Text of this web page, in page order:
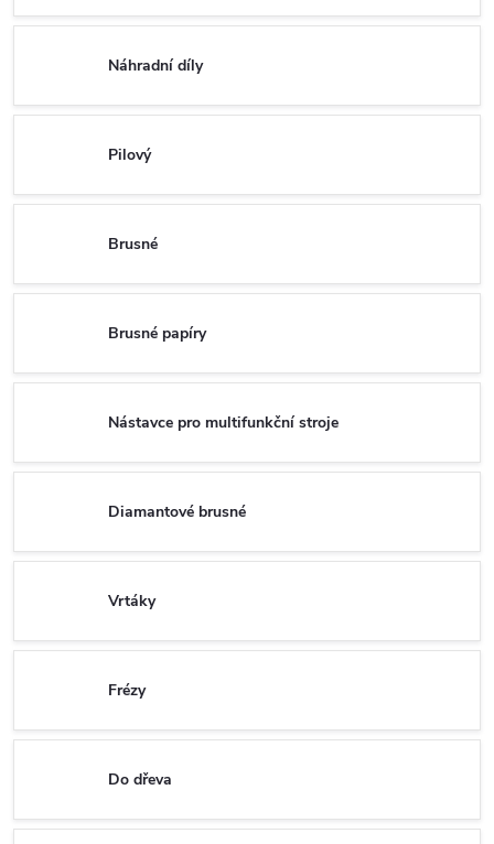
Náhradní díly
Pilový
Brusné
Brusné papíry
Nástavce pro multifunkční stroje
Diamantové brusné
Vrtáky
Frézy
Do dřeva